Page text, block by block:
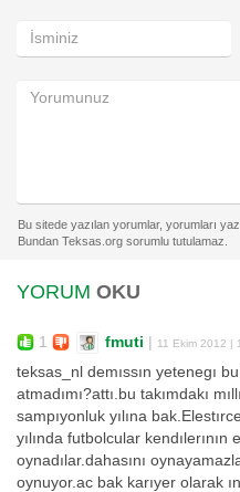
YORUM OKU
1 fmuti | 11 Ekim 2012 |
teksas_nl demıssın yetenegı
atmadımı?attı.bu takımdakı
sampıyonluk yılına
yılında futbolcular
oynadılar.dahasını
oynuyor.ac bak karıyer olarak